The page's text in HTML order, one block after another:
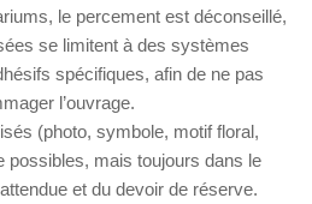
le percement est déconseillé,
se limitent à des systèmes
spécifiques, afin de ne pas
l’ouvrage.
(photo, symbole, motif floral,
possibles, mais toujours dans le
et du devoir de réserve.